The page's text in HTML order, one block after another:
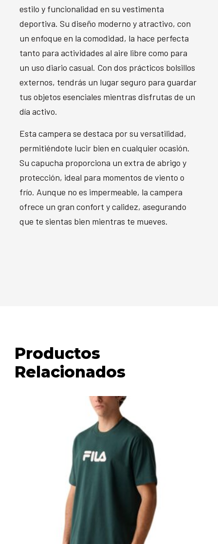
estilo y funcionalidad en su vestimenta
deportiva. Su diseño moderno y atractivo, con
un enfoque en la comodidad, la hace perfecta
tanto para actividades al aire libre como para
un uso diario casual. Con dos prácticos bolsillos
externos, tendrás un lugar seguro para guardar
tus objetos esenciales mientras disfrutas de un
día activo.
Esta campera se destaca por su versatilidad,
permitiéndote lucir bien en cualquier ocasión.
Su capucha proporciona un extra de abrigo y
protección, ideal para momentos de viento o
frío. Aunque no es impermeable, la campera
ofrece un gran confort y calidez, asegurando
que te sientas bien mientras te mueves.
Productos
Relacionados